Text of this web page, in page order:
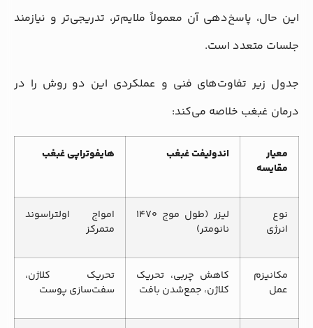
این حال، پاسخ‌دهی آن معمولاً ملایم‌تر، تدریجی‌تر و نیازمند
جلسات متعدد است.
جدول زیر تفاوت‌های فنی و عملکردی این دو روش را در
درمان غبغب خلاصه می‌کند:
معیار
مقایسه
اندولیفت غبغب هایفوتراپی غبغب
نوع
انرژی
لیزر (طول موج 1470
نانومتر)
امواج اولتراسوند
متمرکز
مکانیزم
عمل
کاهش چربی، تحریک
کلاژن، جمع‌شدن بافت
تحریک کلاژن،
سفت‌سازی پوست